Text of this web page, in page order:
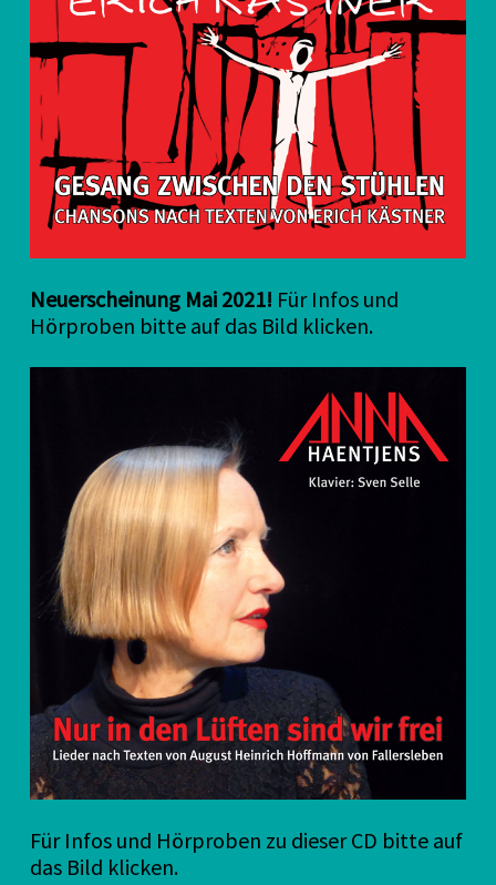
Neuerscheinung Mai 2021! Für Infos und
Hörproben bitte auf das Bild klicken.
Für Infos und Hörproben zu dieser CD bitte auf
das Bild klicken.